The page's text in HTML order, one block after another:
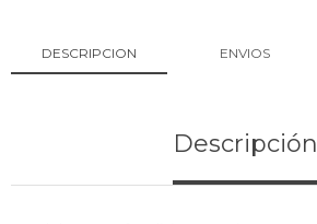
DESCRIPCION ENVIOS
Descripción